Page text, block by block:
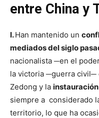
entre China y
I.Han mantenido un
mediados del siglo
nacionalista ─en el
la victoria ─guerra civil─
Zedong y la
siempre a considerado
territorio, lo que ha